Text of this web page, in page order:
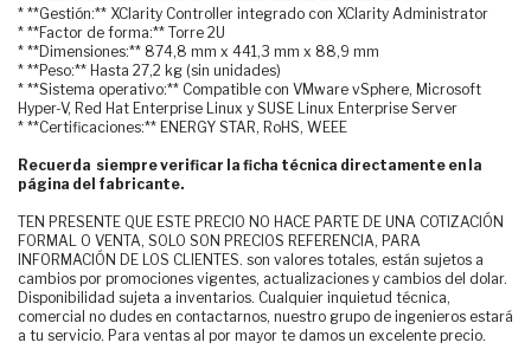
* **Gestión:** XClarity Controller integrado con XClarity Administrator
* **Factor de forma:** Torre 2U
* **Dimensiones:** 874,8 mm x 441,3 mm x 88,9 mm
* **Peso:** Hasta 27,2 kg (sin unidades)
* **Sistema operativo:** Compatible con VMware vSphere, Microsoft
Hyper-V, Red Hat Enterprise Linux y SUSE Linux Enterprise Server
* **Certificaciones:** ENERGY STAR, RoHS, WEEE
Recuerda siempre verificar la ficha técnica directamente en la
página del fabricante.
TEN PRESENTE QUE ESTE PRECIO NO HACE PARTE DE UNA COTIZACIÓN
FORMAL O VENTA, SOLO SON PRECIOS REFERENCIA, PARA
INFORMACIÓN DE LOS CLIENTES. son valores totales, están sujetos a
cambios por promociones vigentes, actualizaciones y cambios del dolar.
Disponibilidad sujeta a inventarios. Cualquier inquietud técnica,
comercial no dudes en contactarnos, nuestro grupo de ingenieros estará
a tu servicio. Para ventas al por mayor te damos un excelente precio.